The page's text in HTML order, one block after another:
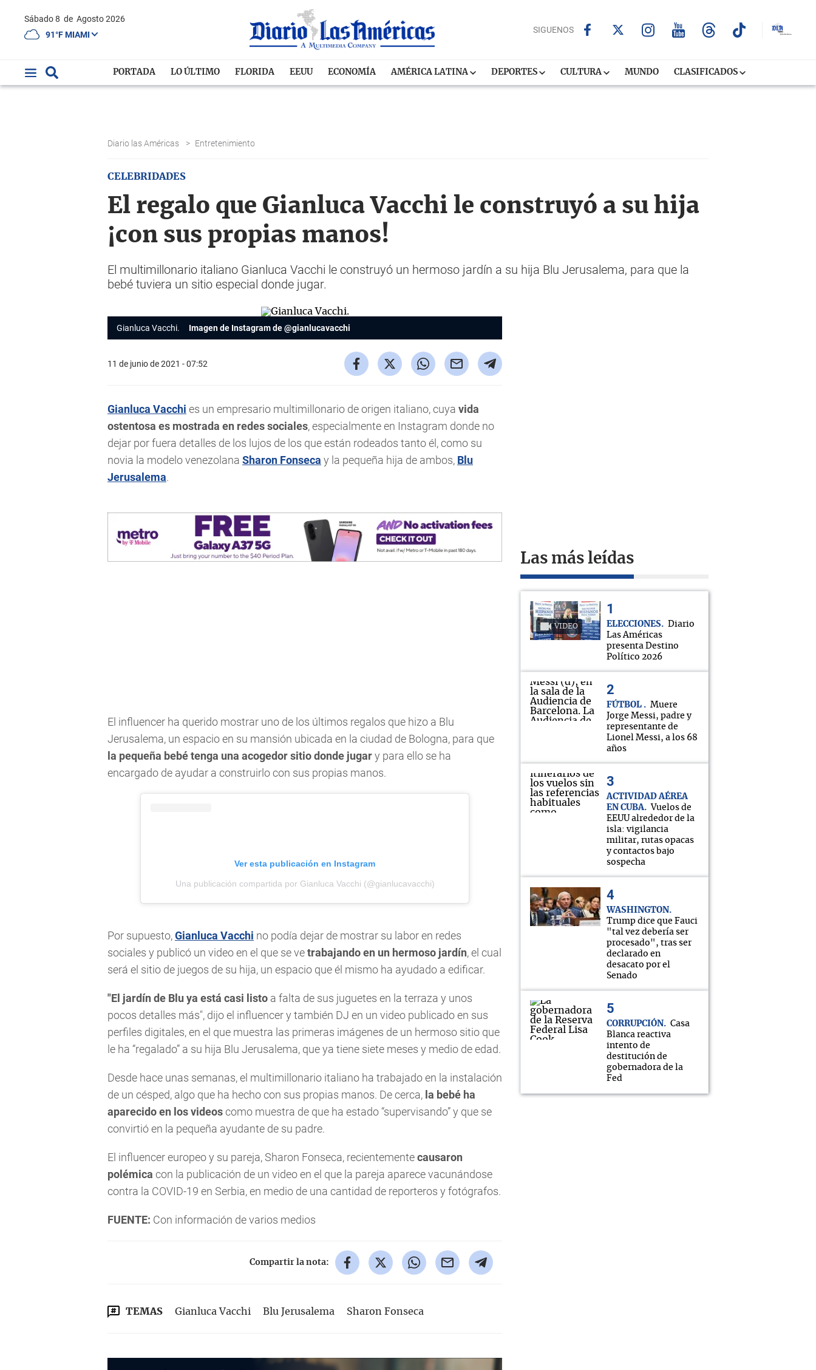
Sábado 8 de Agosto 2026
91°F MIAMI
SIGUENOS
PORTADA LO ÚLTIMO FLORIDA EEUU ECONOMÍA AMÉRICA LATINA DEPORTES CULTURA MUNDO CLASIFICADOS
Diario las Américas > Entretenimiento
CELEBRIDADES
El regalo que Gianluca Vacchi le construyó a su hija
¡con sus propias manos!
El multimillonario italiano Gianluca Vacchi le construyó un hermoso jardín a su hija Blu Jerusalema, para que la
bebé tuviera un sitio especial donde jugar.
Gianluca Vacchi. Imagen de Instagram de @gianlucavacchi
11 de junio de 2021 - 07:52
Gianluca Vacchi es un empresario multimillonario de origen italiano, cuya vida
ostentosa es mostrada en redes sociales, especialmente en Instagram donde no
dejar por fuera detalles de los lujos de los que están rodeados tanto él, como su
novia la modelo venezolana Sharon Fonseca y la pequeña hija de ambos, Blu
Jerusalema.
El influencer ha querido mostrar uno de los últimos regalos que hizo a Blu
Jerusalema, un espacio en su mansión ubicada en la ciudad de Bologna, para que
la pequeña bebé tenga una acogedor sitio donde jugary para ello se ha
encargado de ayudar a construirlo con sus propias manos.
Ver esta publicación en Instagram
Una publicación compartida por Gianluca Vacchi (@gianlucavacchi)
Por supuesto,Gianluca Vacchi no podía dejar de mostrar su labor en redes
sociales y publicó un video en el que se vetrabajando en un hermoso jardín, el cual
será el sitio de juegos de su hija, un espacio que él mismo ha ayudado a edificar.
"El jardín de Blu ya está casi listo a falta de sus juguetes en la terraza y unos
pocos detalles más", dijo el influencer y también DJ en un video publicado en sus
perfiles digitales, en el que muestra las primeras imágenes de un hermoso sitio que
le ha “regalado” a su hija Blu Jerusalema, que ya tiene siete meses y medio de edad.
Desde hace unas semanas, el multimillonario italiano ha trabajado en la instalación
de un césped, algo que ha hecho con sus propias manos. De cerca, la bebé ha
aparecido en los videoscomo muestra de que ha estado “supervisando” y que se
convirtió en la pequeña ayudante de su padre.
El influencer europeo y su pareja, Sharon Fonseca, recientementecausaron
polémica con la publicación de un video en el que la pareja aparece vacunándose
contra la COVID-19 en Serbia, en medio de una cantidad de reporteros y fotógrafos.
FUENTE: Con información de varios medios
Compartir la nota:
TEMAS Gianluca Vacchi Blu Jerusalema Sharon Fonseca
Las más leídas
VIDEO ELECCIONES
Diario
Las Américas
presenta Destino
Político 2026
FÚTBOL
Muere
Jorge Messi, padre y
representante de
Lionel Messi, a los 68
años
ACTIVIDAD AÉREA
EN CUBA
Vuelos de
EEUU alrededor de la
isla: vigilancia
militar, rutas opacas
y contactos bajo
sospecha
WASHINGTON
Trump dice que Fauci
"tal vez debería ser
procesado", tras ser
declarado en
desacato por el
Senado
CORRUPCIÓN
Casa
Blanca reactiva
intento de
destitución de
gobernadora de la
Fed